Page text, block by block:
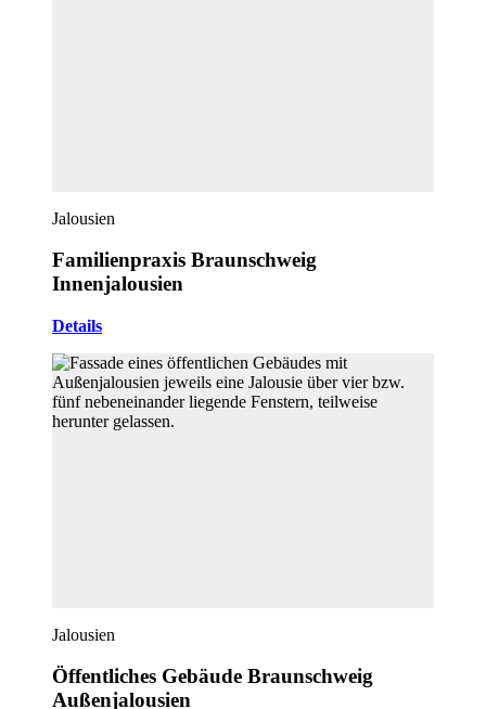
Jalousien
Familienpraxis Braunschweig
Innenjalousien
Details
Jalousien
Öffentliches Gebäude Braunschweig
Außenjalousien